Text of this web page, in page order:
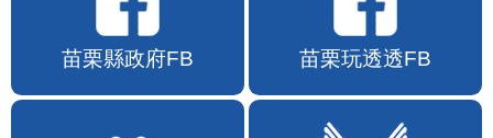
苗栗縣政府FB 苗栗玩透透FB